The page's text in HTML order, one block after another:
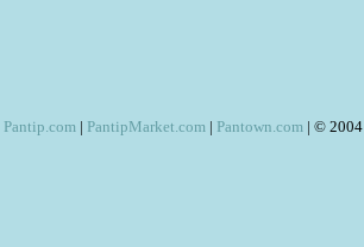
Pantip.com | PantipMarket.com | Pantown.com | © 2004